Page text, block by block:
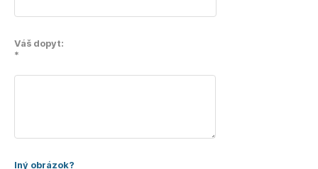
Váš dopyt:
*
Iný obrázok?